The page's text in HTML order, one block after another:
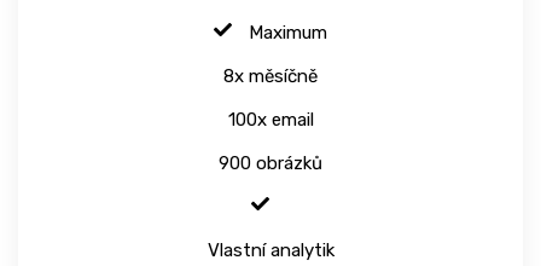
Maximum
8x měsíčně
100x email
900 obrázků
Vlastní analytik